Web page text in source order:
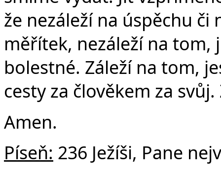
že nezáleží na úspěchu
měřítek, nezáleží na tom,
bolestné. Záleží na tom,
cesty za člověkem za
Amen.
Píseň: 236 Ježíši, Pane